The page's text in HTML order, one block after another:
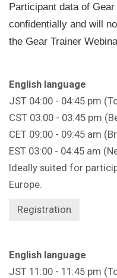
Participant data of
confidentially and will
the Gear Trainer
English language
JST 04:00 - 04:45 pm
CST 03:00 - 03:45 pm
CET 09:00 - 09:45 am
EST 03:00 - 04:45 am
Ideally suited for
Europe.
Registration
English language
JST 11:00 - 11:45 pm